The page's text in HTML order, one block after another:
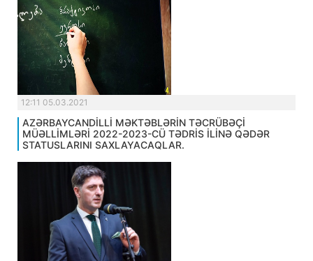
12:11 05.03.2021
AZƏRBAYCANDİLLİ MƏKTƏBLƏRİN TƏCRÜBƏÇİ
MÜƏLLİMLƏRİ 2022-2023-CÜ TƏDRİS İLİNƏ QƏDƏR
STATUSLARINI SAXLAYACAQLAR.